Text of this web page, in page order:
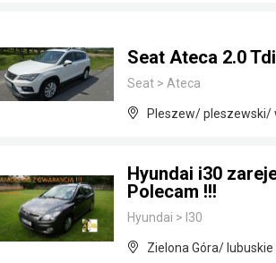
Seat Ateca 2.0
Seat > Ateca
Pleszew/ pleszewski/
Hyundai i30
Polecam !!!
Hyundai > I30
Zielona Góra/ lubuskie